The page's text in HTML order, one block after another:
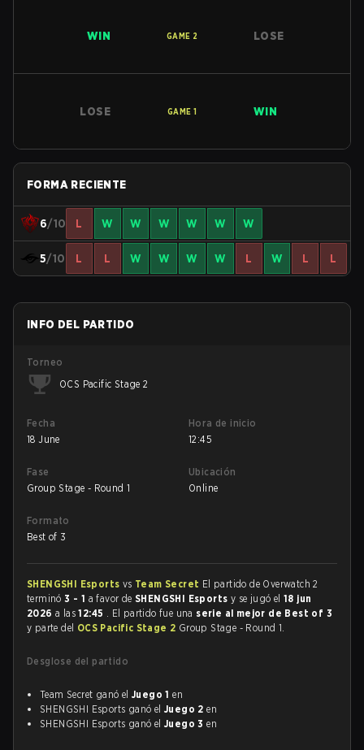
WIN GAME 2 LOSE
LOSE GAME 1 WIN
FORMA RECIENTE
6/10 L W W W W W W
5/10 L L W W W W L W L L
INFO DEL PARTIDO
Torneo
OCS Pacific Stage 2
Fecha
18 June
Hora de inicio
12:45
Fase
Group Stage - Round 1
Ubicación
Online
Formato
Best of 3
SHENGSHI Esports vs Team Secret El partido de Overwatch 2
terminó3 - 1 a favor deSHENGSHI Esports y se jugó el18 jun
2026 a las12:45 . El partido fue una serie al mejor de Best of 3
y parte del OCS Pacific Stage 2 Group Stage - Round 1.
Desglose del partido
Team Secret ganó el Juego 1 en
SHENGSHI Esports ganó el Juego 2 en
SHENGSHI Esports ganó el Juego 3 en